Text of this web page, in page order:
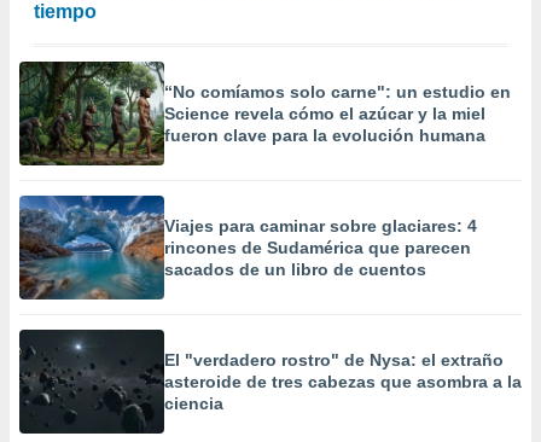
tiempo
“No comíamos solo carne": un estudio en
Science revela cómo el azúcar y la miel
fueron clave para la evolución humana
Viajes para caminar sobre glaciares: 4
rincones de Sudamérica que parecen
sacados de un libro de cuentos
El "verdadero rostro" de Nysa: el extraño
asteroide de tres cabezas que asombra a la
ciencia